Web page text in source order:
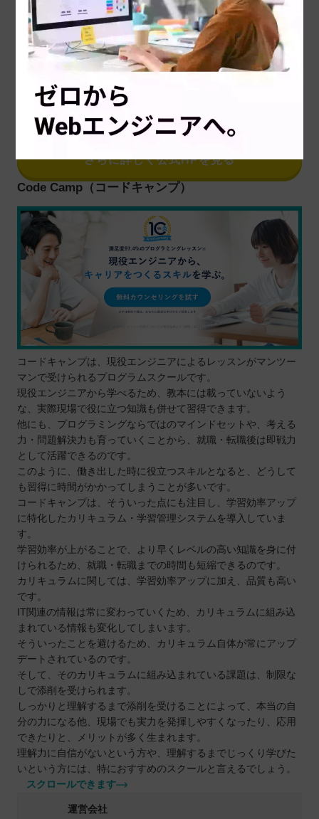
卒業後の進路 IT企業（システムエンジニア/プ
特典/お得な制度 「厚生労働省指定講座専門実践
テックキャンプ 渋谷アジアビル校
コース 通学プラン、オンラインプラン
さらに詳しく公式HPを見る
Code Camp（コードキャンプ）
コードキャンプは、現役エンジニアによるレッスンがマンツー
マンで受けられるプログラムスクールです。
現役エンジニアから学べるため、教本には載っていないよう
な、実際現場で役に立つ知識も併せて習得できます。
他にも、プログラミングならではのマインドセットや、考える
力・問題解決力も育っていくことから、就職・転職後は即戦力
として活躍できるのです。
このように、働き出した時に役立つスキルとなると、どうして
も習得に時間がかかってしまうことが多いです。
コードキャンプは、そういった点にも注目し、学習効率アップ
に特化したカリキュラム・学習管理システムを導入していま
す。
学習効率が上がることで、より早くレベルの高い知識を身に付
けられるため、就職・転職までの時間も短縮できるのです。
カリキュラムに関しては、学習効率アップに加え、品質も高い
です。
IT関連の情報は常に変わっていくため、カリキュラムに組み込
まれている情報も変化してしまいます。
そういったことを避けるため、カリキュラム自体が常にアップ
デートされているのです。
そして、そのカリキュラムに組み込まれている課題は、制限な
しで添削を受けられます。
しっかりと理解するまで添削を受けることによって、本当の自
分の力になる他、現場でも実力を発揮しやすくなったり、応用
できたりと、メリットが多く生まれます。
理解力に自信がないという方や、理解するまでじっくり学びた
いという方には、特におすすめのスクールと言えるでしょう。
スクロールできます
運営会社